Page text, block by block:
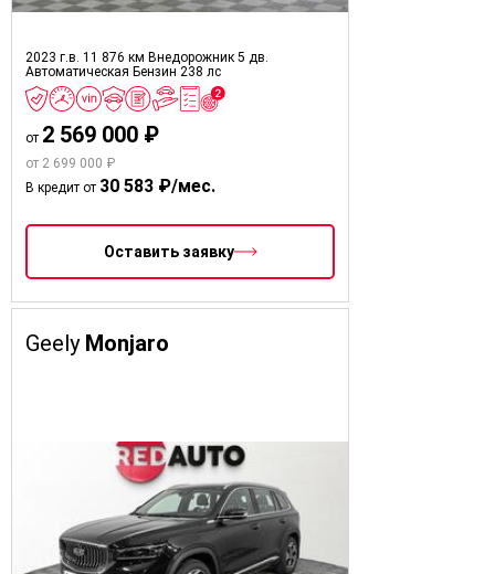
2023 г.в. 11 876 км Внедорожник 5 дв.
Автоматическая Бензин 238 лс
от 2 569 000 ₽
от 2 699 000 ₽
В кредит от 30 583 ₽/мес.
Оставить заявку
Geely Monjaro